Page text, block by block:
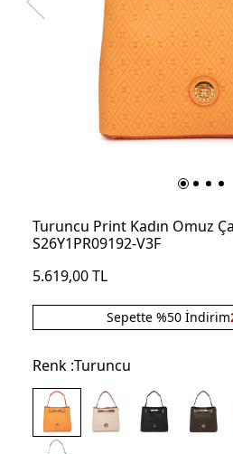
Turuncu Print Kadın Omuz
S26Y1PR09192-V3F
5.619,00TL
Sepette %50 İndirim
Renk :Turuncu